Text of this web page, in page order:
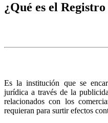
¿Qué es el
Es la institución que se
jurídica a través de la
relacionados con los
requieran para surtir efectos